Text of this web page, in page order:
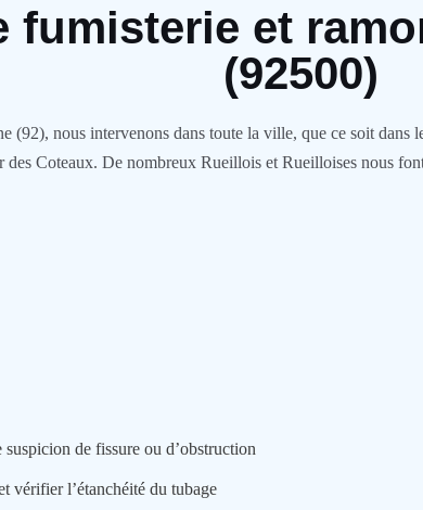
fumisterie et
(92500)
(92), nous intervenons dans toute la ville, que ce soit
Coteaux. De nombreux Rueillois et Rueilloises nous
de fissure ou d’obstruction
vérifier l’étanchéité du tubage